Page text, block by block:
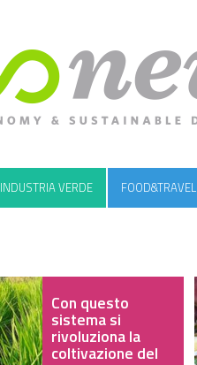
INDUSTRIA VERDE FOOD&TRAVEL
Con questo
sistema si
rivoluziona la
coltivazione del